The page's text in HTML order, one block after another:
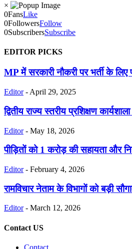
×
0FansLike
0FollowersFollow
0SubscribersSubscribe
EDITOR PICKS
MP में सरकारी नौकरी पर भर्ती के लिए
Editor - April 29, 2025
द्वितीय राज्य स्तरीय प्रशिक्षण
Editor - May 18, 2026
पीड़ितों को 1 करोड़ की सहायता और
Editor - February 4, 2026
रामविचार नेताम के विभागों को बड़ी
Editor - March 12, 2026
Contact US
Contact